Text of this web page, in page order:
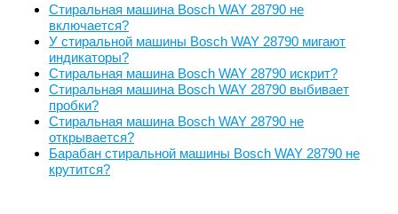
Стиральная машина Bosch WAY 28790 не
включается?
У стиральной машины Bosch WAY 28790 мигают
индикаторы?
Стиральная машина Bosch WAY 28790 искрит?
Стиральная машина Bosch WAY 28790 выбивает
пробки?
Стиральная машина Bosch WAY 28790 не
открывается?
Барабан стиральной машины Bosch WAY 28790 не
крутится?